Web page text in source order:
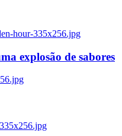
hour-335x256.jpg
explosão de sabores